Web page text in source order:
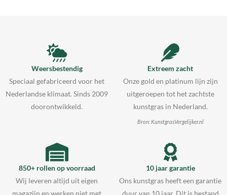
Weersbestendig
Speciaal gefabriceerd voor het
Nederlandse klimaat. Sinds 2009
doorontwikkeld.
Extreem zacht
Onze gold en platinum lijn zijn
uitgeroepen tot het zachtste
kunstgras in Nederland.
Bron: KunstgrasVergelijker.nl
850+ rollen op voorraad
Wij leveren altijd uit eigen
10 jaar garantie
Ons kunstgras heeft een garantie